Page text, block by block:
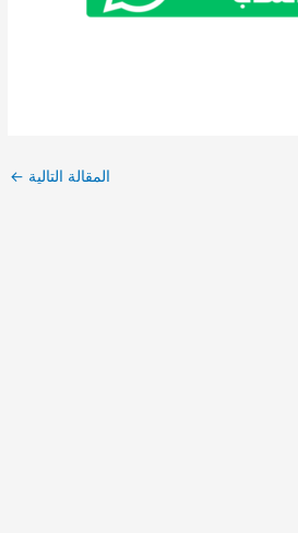
المقالة التالية ←